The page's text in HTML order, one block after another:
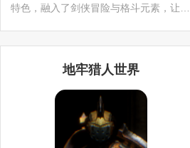
特色，融入了剑侠冒险与格斗元素，让玩
斗，操作更加流畅。这种挑战体验充满了
新鲜感。此外，游戏中的Q萌动画形象挥
剑砍杀的场景，更是趣味横生。喜欢的不
地牢猎人世界